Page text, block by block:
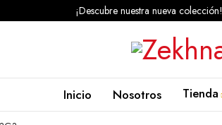
¡Descubre nuestra nueva colección!
Inicio Nosotros Tienda